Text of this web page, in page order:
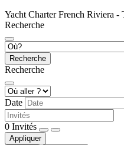
Yacht Charter French Riviera -
Recherche
Recherche
Recherche
Date
0 Invités
Appliquer